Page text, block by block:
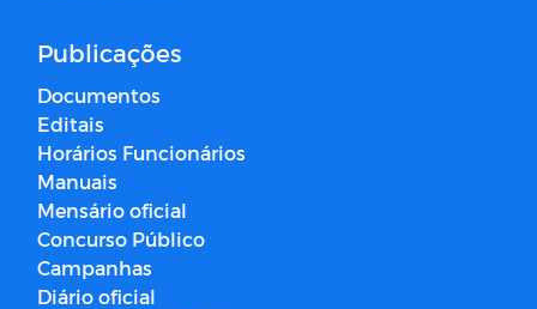
Publicações
Documentos
Editais
Horários Funcionários
Manuais
Mensário oficial
Concurso Público
Campanhas
Diário oficial